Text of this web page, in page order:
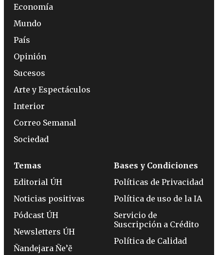
Economía
Mundo
País
Opinión
Sucesos
Arte y Espectáculos
Interior
Correo Semanal
Sociedad
Temas
Editorial ÚH
Noticias positivas
Pódcast ÚH
Newsletters ÚH
Ñandejara Ñe’ẽ
Bases y Condiciones
Políticas de Privacidad
Política de uso de la IA
Servicio de
Suscripción a Crédito
Política de Calidad